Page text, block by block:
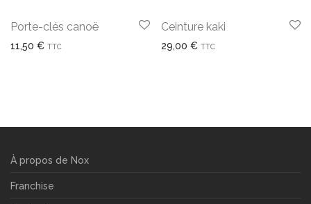
Porte-clés canoë
11,50 € TTC
Ceinture kaki
29,00 € TTC
À propos de Nox
Franchise